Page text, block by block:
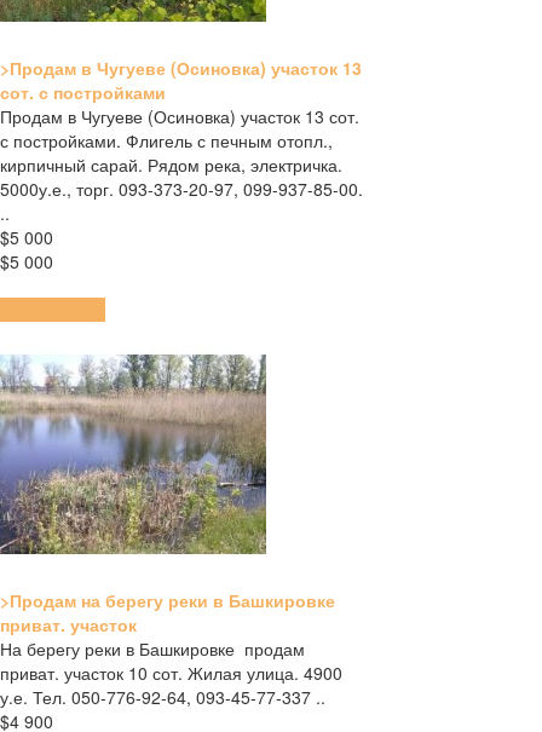
>Продам в Чугуеве (Осиновка) участок 13
сот. с постройками
Продам в Чугуеве (Осиновка) участок 13 сот.
с постройками. Флигель с печным отопл.,
кирпичный сарай. Рядом река, электричка.
5000у.е., торг. 093-373-20-97, 099-937-85-00.
..
$5 000
$5 000
>Продам на берегу реки в Башкировке
приват. участок
На берегу реки в Башкировке продам
приват. участок 10 сот. Жилая улица. 4900
у.е. Тел. 050-776-92-64, 093-45-77-337 ..
$4 900